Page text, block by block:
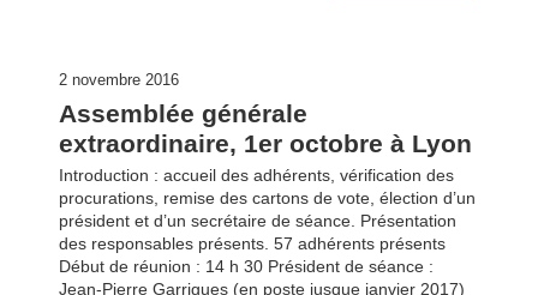
2 novembre 2016
Assemblée générale
extraordinaire, 1er octobre à Lyon
Introduction : accueil des adhérents, vérification des
procurations, remise des cartons de vote, élection d’un
président et d’un secrétaire de séance. Présentation
des responsables présents. 57 adhérents présents
Début de réunion : 14 h 30 Président de séance :
Jean-Pierre Garrigues (en poste jusque janvier 2017)